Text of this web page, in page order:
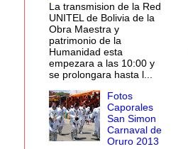
La transmision de la Red
UNITEL de Bolivia de la
Obra Maestra y
patrimonio de la
Humanidad esta
empezara a las 10:00 y
se prolongara hasta l...
Fotos
Caporales
San Simon
Carnaval de
Oruro 2013